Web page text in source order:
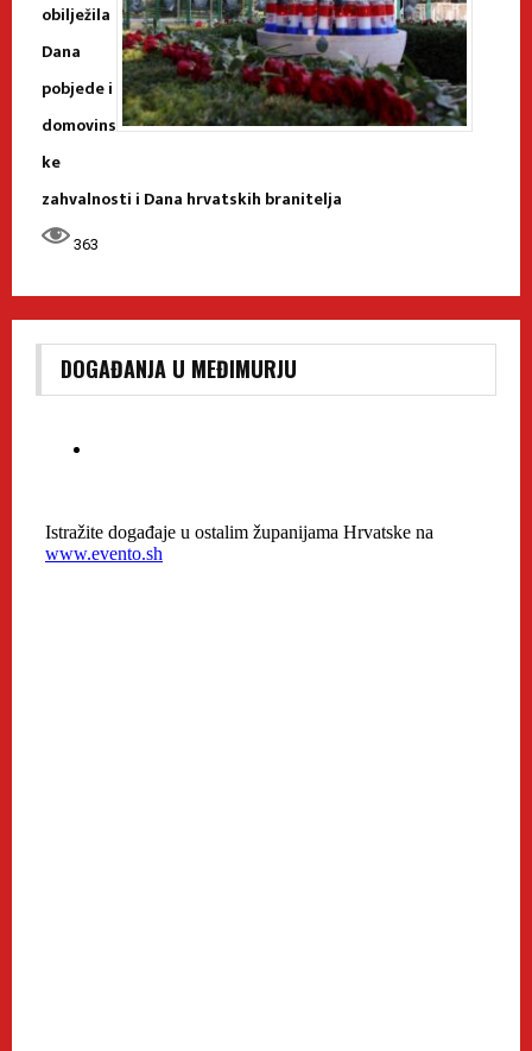
obilježila
Dana
pobjede i
domovins
ke
zahvalnosti i Dana hrvatskih branitelja
363
DOGAĐANJA U MEĐIMURJU